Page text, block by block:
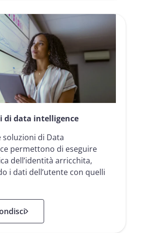
di data intelligence
soluzioni di Data
permettono di eseguire
dell’identità arricchita,
i dati dell’utente con quelli
: Soluzioni di data intelligence